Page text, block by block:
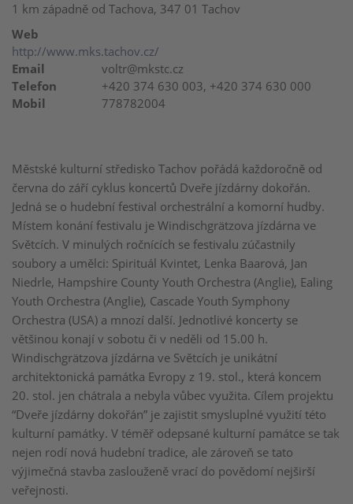
Městské kulturní středisko Tachov pořádá každoročně od
června do září cyklus koncertů Dveře jízdárny dokořán.
Jedná se o hudební festival orchestrální a komorní hudby.
Místem konání festivalu je Windischgrätzova jízdárna ve
Světcích. V minulých ročnících se festivalu zúčastnily
soubory a umělci: Spirituál Kvintet, Lenka Baarová, Jan
Niedrle, Hampshire County Youth Orchestra (Anglie), Ealing
Youth Orchestra (Anglie), Cascade Youth Symphony
Orchestra (USA) a mnozí další. Jednotlivé koncerty se
většinou konají v sobotu či v neděli od 15.00 h.
Windischgrätzova jízdárna ve Světcích je unikátní
architektonická památka Evropy z 19. stol., která koncem
20. stol. jen chátrala a nebyla vůbec využita. Cílem projektu
“Dveře jízdárny dokořán” je zajistit smysluplné využití této
kulturní památky. V téměř odepsané kulturní památce se tak
nejen rodí nová hudební tradice, ale zároveň se tato
výjimečná stavba zaslouženě vrací do povědomí nejširší
veřejnosti.
1 km západně od Tachova, 347 01 Tachov
Web
http://www.mks.tachov.cz/
Email
voltr@mkstc.cz
Telefon
+420 374 630 003, +420 374 630 000
Mobil
778782004